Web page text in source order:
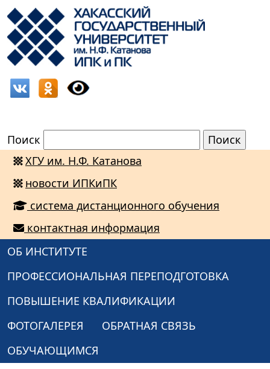
Поиск
ХГУ им. Н.Ф. Катанова
новости ИПКиПК
система дистанционного обучения
контактная информация
ОБ ИНСТИТУТЕ
ПРОФЕССИОНАЛЬНАЯ ПЕРЕПОДГОТОВКА
ПОВЫШЕНИЕ КВАЛИФИКАЦИИ
ФОТОГАЛЕРЕЯ
ОБРАТНАЯ СВЯЗЬ
ОБУЧАЮЩИМСЯ